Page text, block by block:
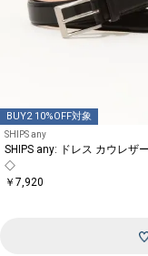
BUY2 10%OFF対象
SHIPS any
SHIPS any: ドレス カウレザ
◇
￥7,920